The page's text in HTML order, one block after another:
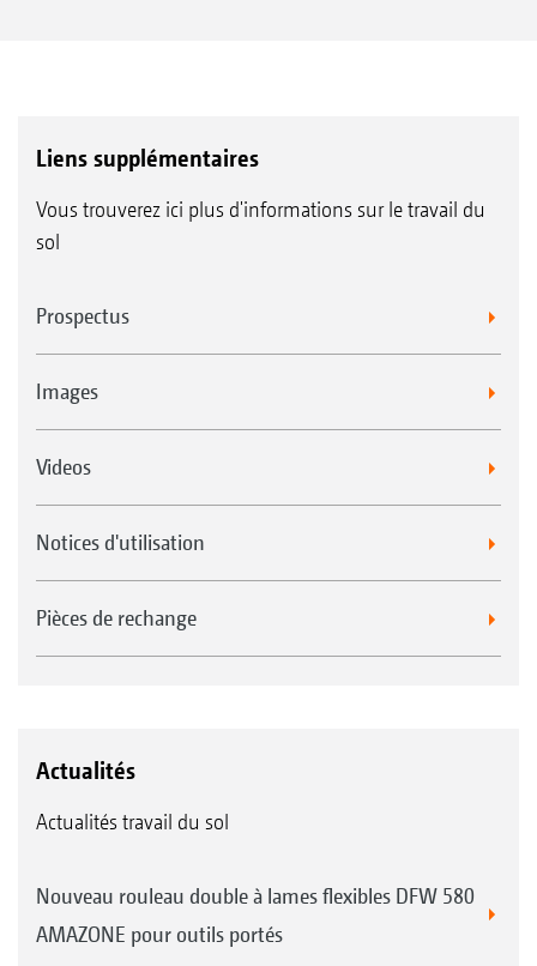
Liens supplémentaires
Vous trouverez ici plus d'informations sur le travail du
sol
Prospectus
Images
Videos
Notices d'utilisation
Pièces de rechange
Actualités
Actualités travail du sol
Nouveau rouleau double à lames flexibles DFW 580
AMAZONE pour outils portés